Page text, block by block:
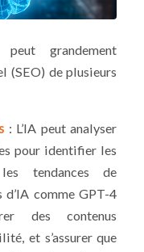
grandement
(SEO) de plusieurs
: L’IA peut analyser
pour identifier les
tendances de
d’IA comme GPT-4
des contenus
et s’assurer que